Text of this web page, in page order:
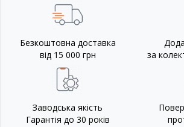
Безкоштовна доставка
від 15 000 грн
за
Заводська якість
Гарантія до 30 років